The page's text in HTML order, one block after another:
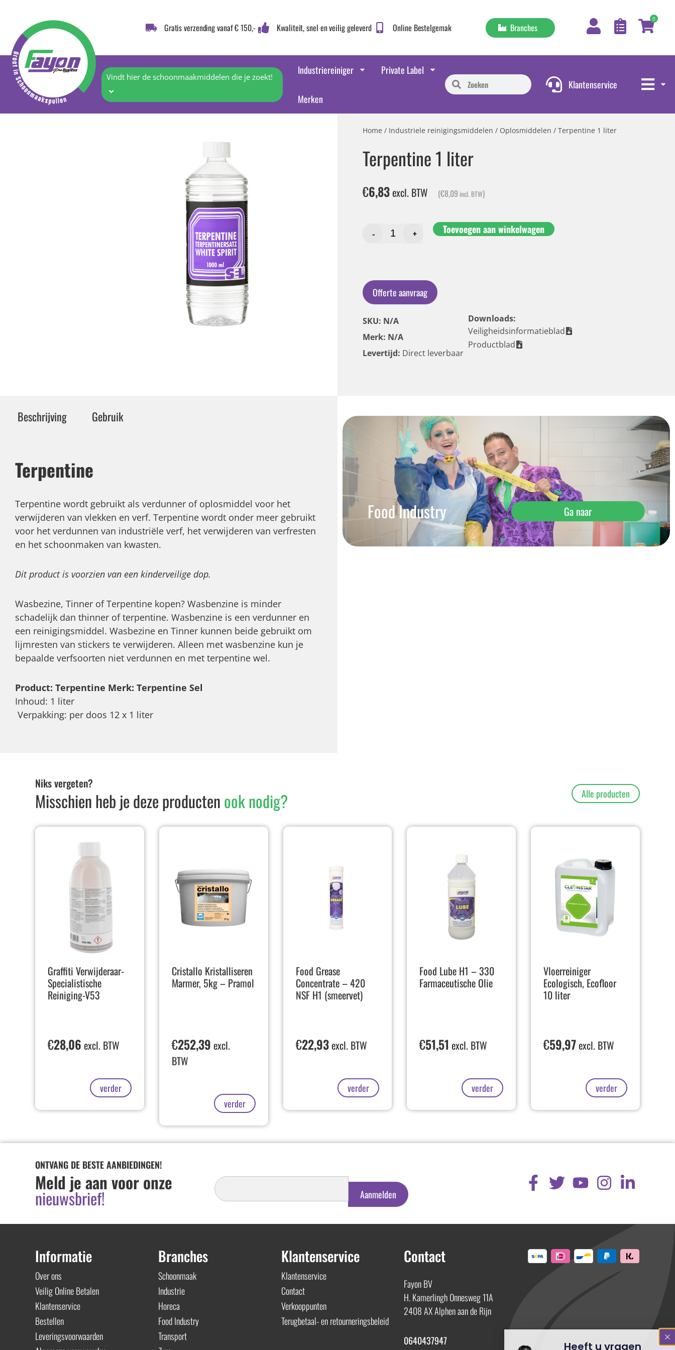
Gratis verzending vanaf € 150,- Kwaliteit, snel en veilig geleverd Online Bestelgemak Branches
0
Vindt hier de schoonmaakmiddelen die je zoekt!
Industriereiniger Private Label
Merken
Klantenservice
Home / Industriele reinigingsmiddelen / Oplosmiddelen / Terpentine 1 liter
Terpentine 1 liter
€6,83excl. BTW (€8,09 incl. BTW)
- + Toevoegen aan winkelwagen
Offerte aanvraag
SKU: N/A
Merk: N/A
Levertijd: Direct leverbaar
Downloads:
Veiligheidsinformatieblad
Productblad
Beschrijving Gebruik
Terpentine
Terpentine wordt gebruikt als verdunner of oplosmiddel voor het
verwijderen van vlekken en verf. Terpentine wordt onder meer gebruikt
voor het verdunnen van industriële verf, het verwijderen van verfresten
en het schoonmaken van kwasten.
Dit product is voorzien van een kinderveilige dop.
Wasbezine, Tinner of Terpentine kopen? Wasbenzine is minder
schadelijk dan thinner of terpentine. Wasbenzine is een verdunner en
een reinigingsmiddel. Wasbezine en Tinner kunnen beide gebruikt om
lijmresten van stickers te verwijderen. Alleen met wasbenzine kun je
bepaalde verfsoorten niet verdunnen en met terpentine wel.
Product: Terpentine Merk: Terpentine Sel
Inhoud: 1 liter
Verpakking: per doos 12 x 1 liter
Food Industry Ga naar
Niks vergeten?
Misschien heb je deze productenook nodig? Alle producten
Graffiti Verwijderaar-
Specialistische
Reiniging-V53
€28,06 excl. BTW
verder
Cristallo Kristalliseren
Marmer, 5kg – Pramol
€252,39 excl.
BTW
verder
Food Grease
Concentrate – 420
NSF H1 (smeervet)
€22,93excl. BTW
verder
Food Lube H1 – 330
Farmaceutische Olie
€51,51 excl. BTW
verder
Vloerreiniger
Ecologisch, Ecofloor
10 liter
€59,97excl. BTW
verder
ONTVANG DE BESTE AANBIEDINGEN!
Meld je aan voor onze
nieuwsbrief!
Inschrijven
Nieuwsbrief
Aanmelden
Informatie
Over ons
Veilig Online Betalen
Klantenservice
Bestellen
Leveringsvoorwaarden
Branches
Schoonmaak
Industrie
Horeca
Food Industry
Transport
Klantenservice
Klantenservice
Contact
Verkooppunten
Terugbetaal- en retourneringsbeleid
Contact
Fayon BV
H. Kamerlingh Onnesweg 11A
2408 AX Alphen aan de Rijn
0640437947